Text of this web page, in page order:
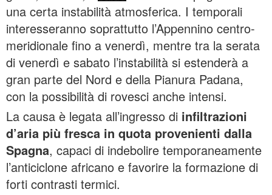
una certa instabilità atmosferica. I temporali
interesseranno soprattutto l’Appennino centro-
meridionale fino a venerdì, mentre tra la serata
di venerdì e sabato l’instabilità si estenderà a
gran parte del Nord e della Pianura Padana,
con la possibilità di rovesci anche intensi.
La causa è legata all’ingresso di infiltrazioni
d’aria più fresca in quota provenienti dalla
Spagna, capaci di indebolire temporaneamente
l’anticiclone africano e favorire la formazione di
forti contrasti termici.